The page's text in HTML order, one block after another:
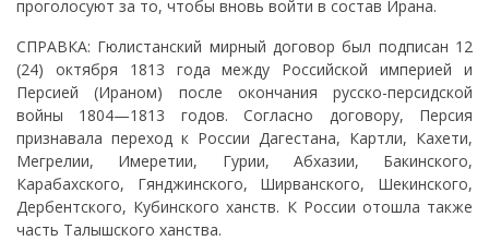
проголосуют за то, чтобы вновь войти в состав Ирана.
СПРАВКА: Гюлистанский мирный договор был подписан 12
(24) октября 1813 года между Российской империей и
Персией (Ираном) после окончания русско-персидской
войны 1804—1813 годов. Согласно договору, Персия
признавала переход к России Дагестана, Картли, Кахети,
Мегрелии, Имеретии, Гурии, Абхазии, Бакинского,
Карабахского, Гянджинского, Ширванского, Шекинского,
Дербентского, Кубинского ханств. К России отошла также
часть Талышского ханства.